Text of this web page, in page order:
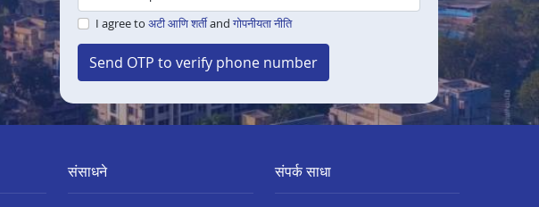
I agree to अटी आणि शर्तीand गोपनीयता नीति
Send OTP to verify phone number
संसाधने संपर्क साधा